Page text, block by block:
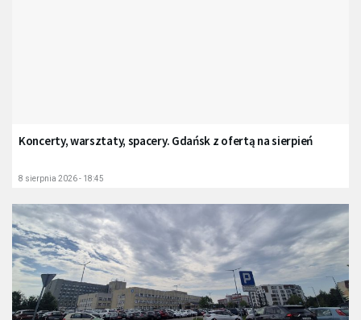
Koncerty, warsztaty, spacery. Gdańsk z ofertą na sierpień
8 sierpnia 2026 - 18:45